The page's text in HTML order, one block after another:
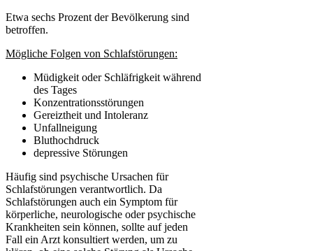
Etwa sechs Prozent der Bevölkerung sind
betroffen.
Mögliche Folgen von Schlafstörungen:
Müdigkeit oder Schläfrigkeit während
des Tages
Konzentrationsstörungen
Gereiztheit und Intoleranz
Unfallneigung
Bluthochdruck
depressive Störungen
Häufig sind psychische Ursachen für
Schlafstörungen verantwortlich. Da
Schlafstörungen auch ein Symptom für
körperliche, neurologische oder psychische
Krankheiten sein können, sollte auf jeden
Fall ein Arzt konsultiert werden, um zu